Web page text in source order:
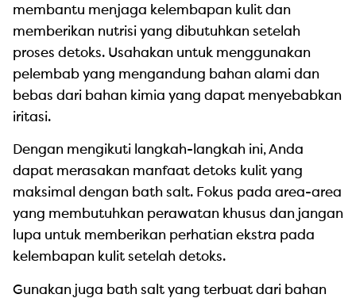
membantu menjaga kelembapan kulit dan
memberikan nutrisi yang dibutuhkan setelah
proses detoks. Usahakan untuk menggunakan
pelembab yang mengandung bahan alami dan
bebas dari bahan kimia yang dapat menyebabkan
iritasi.
Dengan mengikuti langkah-langkah ini, Anda
dapat merasakan manfaat detoks kulit yang
maksimal dengan bath salt. Fokus pada area-area
yang membutuhkan perawatan khusus dan jangan
lupa untuk memberikan perhatian ekstra pada
kelembapan kulit setelah detoks.
Gunakan juga bath salt yang terbuat dari bahan